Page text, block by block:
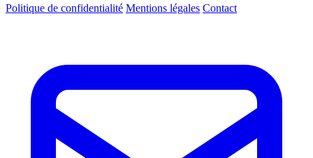
Politique de confidentialité Mentions légales Contact